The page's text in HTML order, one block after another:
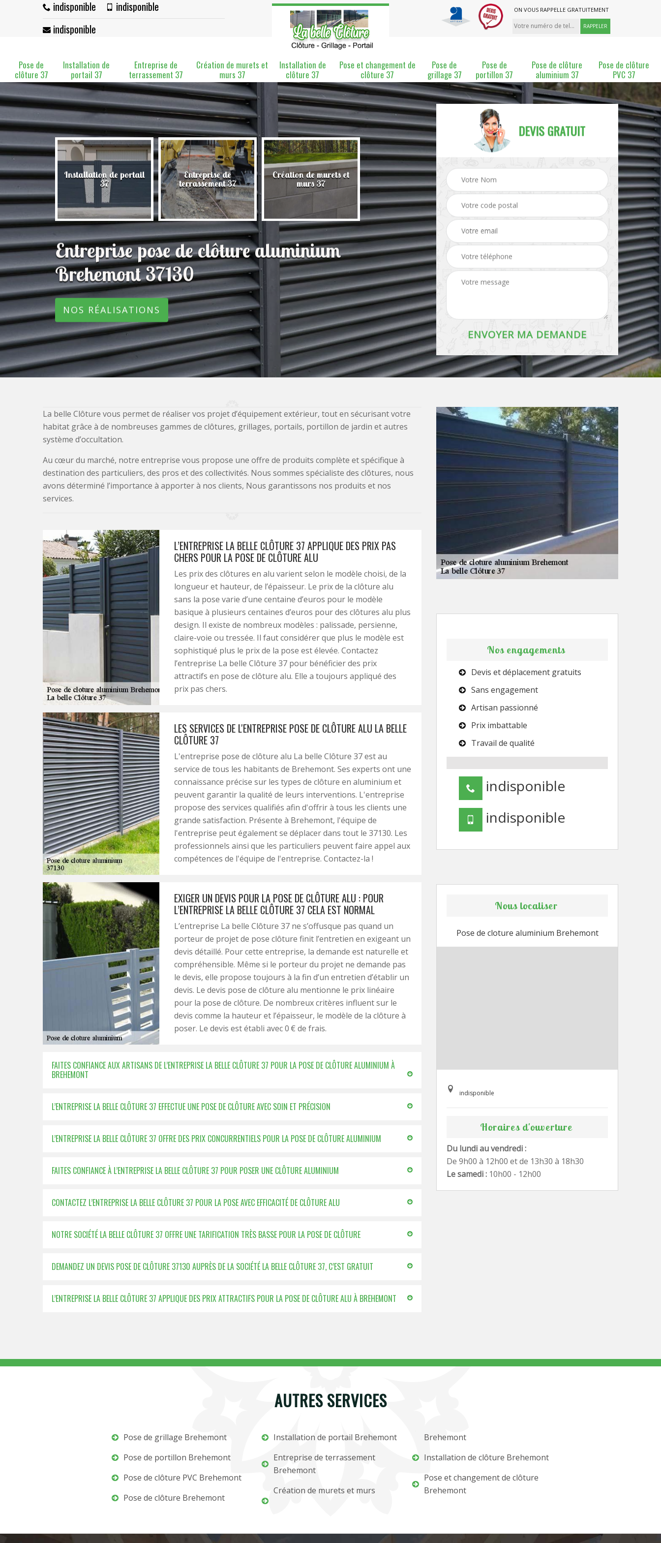
indisponible
indisponible
indisponible
ON VOUS RAPPELLE GRATUITEMENT
Pose de
clôture 37
Installation de
portail 37
Entreprise de
terrassement 37
Création de murets et
murs 37
Installation de
clôture 37
Pose et changement de
clôture 37
Pose de
grillage 37
Pose de
portillon 37
Pose de clôture
aluminium 37
Pose de clôture
PVC 37
37 Installation de portail
37
Entreprise de
terrassement 37
Création de murets et
murs 37
Installation de clôture
37
Pose et changement de Pose de grillage 37
Entreprise pose de clôture aluminium
Brehemont 37130
NOS RÉALISATIONS
DEVIS GRATUIT
La belle Clôture vous permet de réaliser vos projet d’équipement extérieur, tout en sécurisant votre
habitat grâce à de nombreuses gammes de clôtures, grillages, portails, portillon de jardin et autres
système d’occultation.
Au cœur du marché, notre entreprise vous propose une offre de produits complète et spécifique à
destination des particuliers, des pros et des collectivités. Nous sommes spécialiste des clôtures, nous
avons déterminé l’importance à apporter à nos clients, Nous garantissons nos produits et nos
services.
L’ENTREPRISE LA BELLE CLÔTURE 37 APPLIQUE DES PRIX PAS
CHERS POUR LA POSE DE CLÔTURE ALU
Les prix des clôtures en alu varient selon le modèle choisi, de la
longueur et hauteur, de l’épaisseur. Le prix de la clôture alu
sans la pose varie d’une centaine d’euros pour le modèle
basique à plusieurs centaines d’euros pour des clôtures alu plus
design. Il existe de nombreux modèles : palissade, persienne,
claire-voie ou tressée. Il faut considérer que plus le modèle est
sophistiqué plus le prix de la pose est élevée. Contactez
l’entreprise La belle Clôture 37 pour bénéficier des prix
attractifs en pose de clôture alu. Elle a toujours appliqué des
prix pas chers.
LES SERVICES DE L'ENTREPRISE POSE DE CLÔTURE ALU LA BELLE
CLÔTURE 37
L'entreprise pose de clôture alu La belle Clôture 37 est au
service de tous les habitants de Brehemont. Ses experts ont une
connaissance précise sur les types de clôture en aluminium et
peuvent garantir la qualité de leurs interventions. L'entreprise
propose des services qualifiés afin d'offrir à tous les clients une
grande satisfaction. Présente à Brehemont, l'équipe de
l'entreprise peut également se déplacer dans tout le 37130. Les
professionnels ainsi que les particuliers peuvent faire appel aux
compétences de l'équipe de l'entreprise. Contactez-la !
EXIGER UN DEVIS POUR LA POSE DE CLÔTURE ALU : POUR
L’ENTREPRISE LA BELLE CLÔTURE 37 CELA EST NORMAL
L’entreprise La belle Clôture 37 ne s’offusque pas quand un
porteur de projet de pose clôture finit l’entretien en exigeant un
devis détaillé. Pour cette entreprise, la demande est naturelle et
compréhensible. Même si le porteur du projet ne demande pas
le devis, elle propose toujours à la fin d’un entretien d’établir un
devis. Le devis pose de clôture alu mentionne le prix linéaire
pour la pose de clôture. De nombreux critères influent sur le
devis comme la hauteur et l’épaisseur, le modèle de la clôture à
poser. Le devis est établi avec 0 € de frais.
FAITES CONFIANCE AUX ARTISANS DE L’ENTREPRISE LA BELLE CLÔTURE 37 POUR LA POSE DE CLÔTURE ALUMINIUM À
BREHEMONT
L’ENTREPRISE LA BELLE CLÔTURE 37 EFFECTUE UNE POSE DE CLÔTURE AVEC SOIN ET PRÉCISION
L’ENTREPRISE LA BELLE CLÔTURE 37 OFFRE DES PRIX CONCURRENTIELS POUR LA POSE DE CLÔTURE ALUMINIUM
FAITES CONFIANCE À L’ENTREPRISE LA BELLE CLÔTURE 37 POUR POSER UNE CLÔTURE ALUMINIUM
CONTACTEZ L’ENTREPRISE LA BELLE CLÔTURE 37 POUR LA POSE AVEC EFFICACITÉ DE CLÔTURE ALU
NOTRE SOCIÉTÉ LA BELLE CLÔTURE 37 OFFRE UNE TARIFICATION TRÈS BASSE POUR LA POSE DE CLÔTURE
DEMANDEZ UN DEVIS POSE DE CLÔTURE 37130 AUPRÈS DE LA SOCIÉTÉ LA BELLE CLÔTURE 37, C’EST GRATUIT
L’ENTREPRISE LA BELLE CLÔTURE 37 APPLIQUE DES PRIX ATTRACTIFS POUR LA POSE DE CLÔTURE ALU À BREHEMONT
Nos engagements
Devis et déplacement gratuits
Sans engagement
Artisan passionné
Prix imbattable
Travail de qualité
indisponible
indisponible
Nous localiser
Pose de cloture aluminium Brehemont
indisponible
Horaires d'ouverture
Du lundi au vendredi :
De 9h00 à 12h00 et de 13h30 à 18h30
Le samedi : 10h00 - 12h00
AUTRES SERVICES
Pose de grillage Brehemont
Pose de portillon Brehemont
Pose de clôture PVC Brehemont
Pose de clôture Brehemont
Installation de portail Brehemont
Entreprise de terrassement
Brehemont
Création de murets et murs
Brehemont
Installation de clôture Brehemont
Pose et changement de clôture
Brehemont